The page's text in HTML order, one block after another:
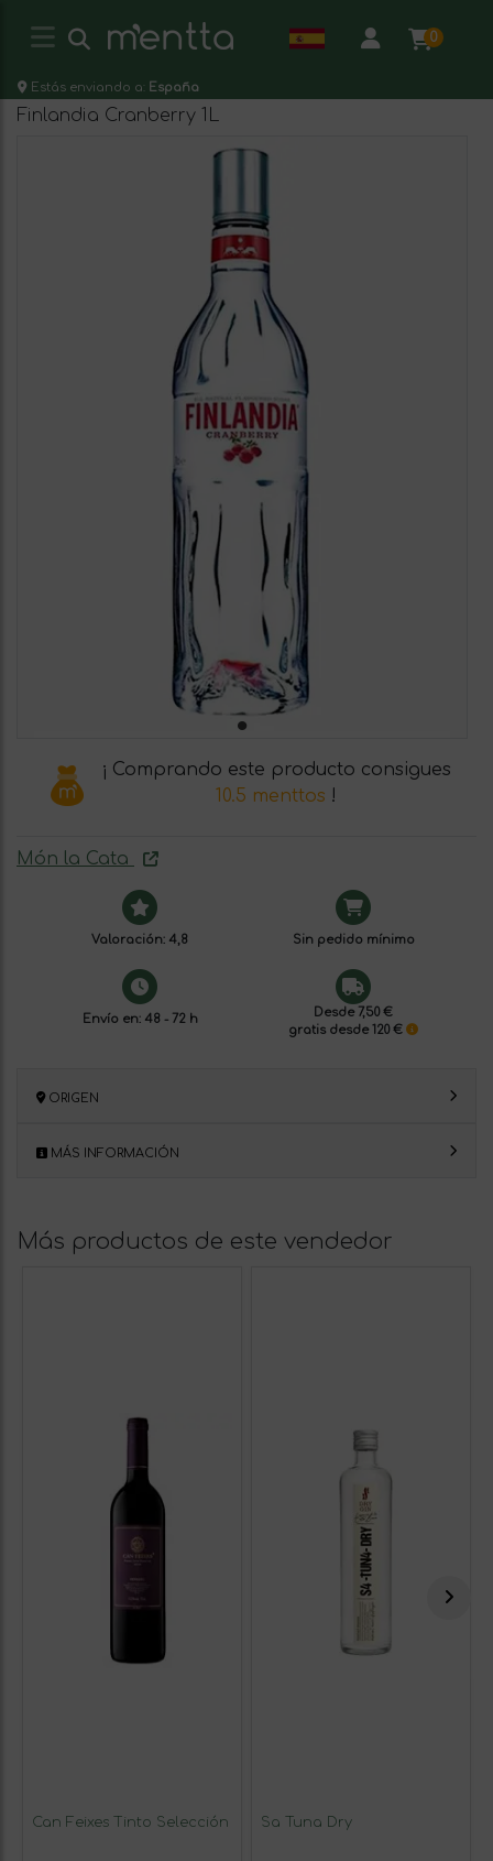
0
Estás enviando a: España
Finlandia Cranberry 1L
¡ Comprando este producto consigues
10.5 menttos !
Món la Cata
Valoración: 4,8 Sin pedido mínimo
Envío en: 48 - 72 h
Desde 7,50 €
gratis desde 120 €
ORIGEN
MÁS INFORMACIÓN
Más productos de este vendedor
Can Feixes Tinto Selección Sa Tuna Dry